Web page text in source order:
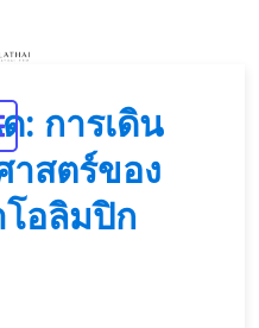
: การเดิน
าสตร์ของ
อลิมปิก